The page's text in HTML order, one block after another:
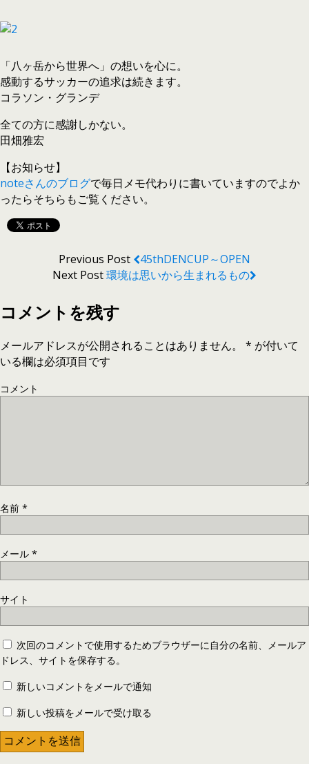
「八ヶ岳から世界へ」の想いを心に。
感動するサッカーの追求は続きます。
コラソン・グランデ
全ての方に感謝しかない。
田畑雅宏
【お知らせ】
noteさんのブログで毎日メモ代わりに書いていますのでよか
ったらそちらもご覧ください。
Previous Post
45thDENCUP～OPEN
Next Post環境は思いから生まれるもの
コメントを残す
メールアドレスが公開されることはありません。 * が付いて
いる欄は必須項目です
コメント
名前 *
メール *
サイト
次回のコメントで使用するためブラウザーに自分の名前、メールア
ドレス、サイトを保存する。
新しいコメントをメールで通知
新しい投稿をメールで受け取る